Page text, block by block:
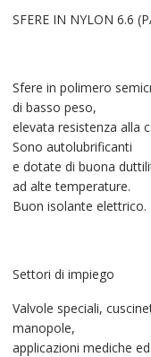
SFERE IN NYLON 6.6
Sfere in polimero
di basso peso,
elevata resistenza alla
Sono autolubrificanti
e dotate di buona
ad alte temperature.
Buon isolante elettrico.
Settori di impiego
Valvole speciali,
manopole,
applicazioni mediche